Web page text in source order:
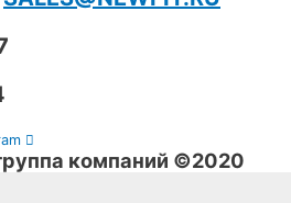
компаний ©2020